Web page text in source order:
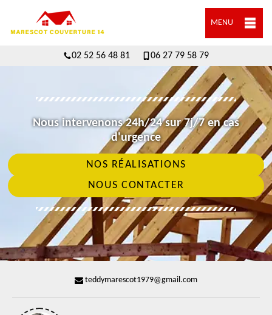
MENU
02 52 56 48 81 06 27 79 58 79
Nous intervenons 24h/24 sur 7j/7 en cas
d'urgence
NOS RÉALISATIONS
NOUS CONTACTER
teddymarescot1979@gmail.com